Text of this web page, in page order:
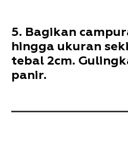
Bagikan
hingga ukuran
tebal 2cm.
panir.